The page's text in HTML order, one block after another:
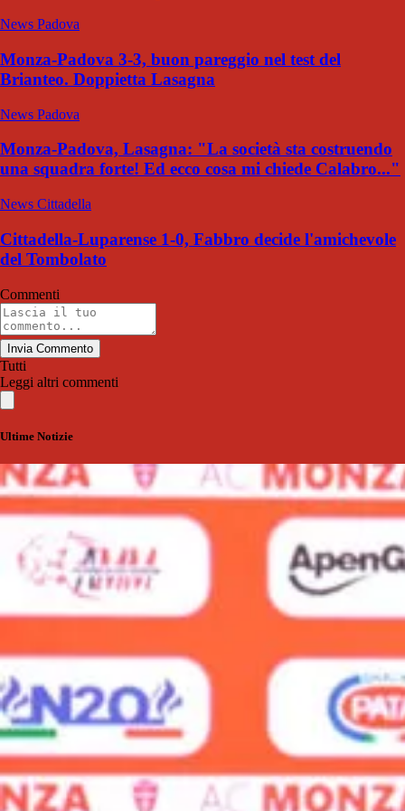
News Padova
Monza-Padova 3-3, buon pareggio nel test del
Brianteo. Doppietta Lasagna
News Padova
Monza-Padova, Lasagna: "La società sta costruendo
una squadra forte! Ed ecco cosa mi chiede Calabro..."
News Cittadella
Cittadella-Luparense 1-0, Fabbro decide l'amichevole
del Tombolato
Commenti
Invia Commento
Tutti
Leggi altri commenti
Ultime Notizie